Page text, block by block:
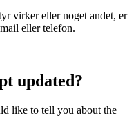
virker eller noget andet, er
eller telefon.
updated?
like to tell you about the